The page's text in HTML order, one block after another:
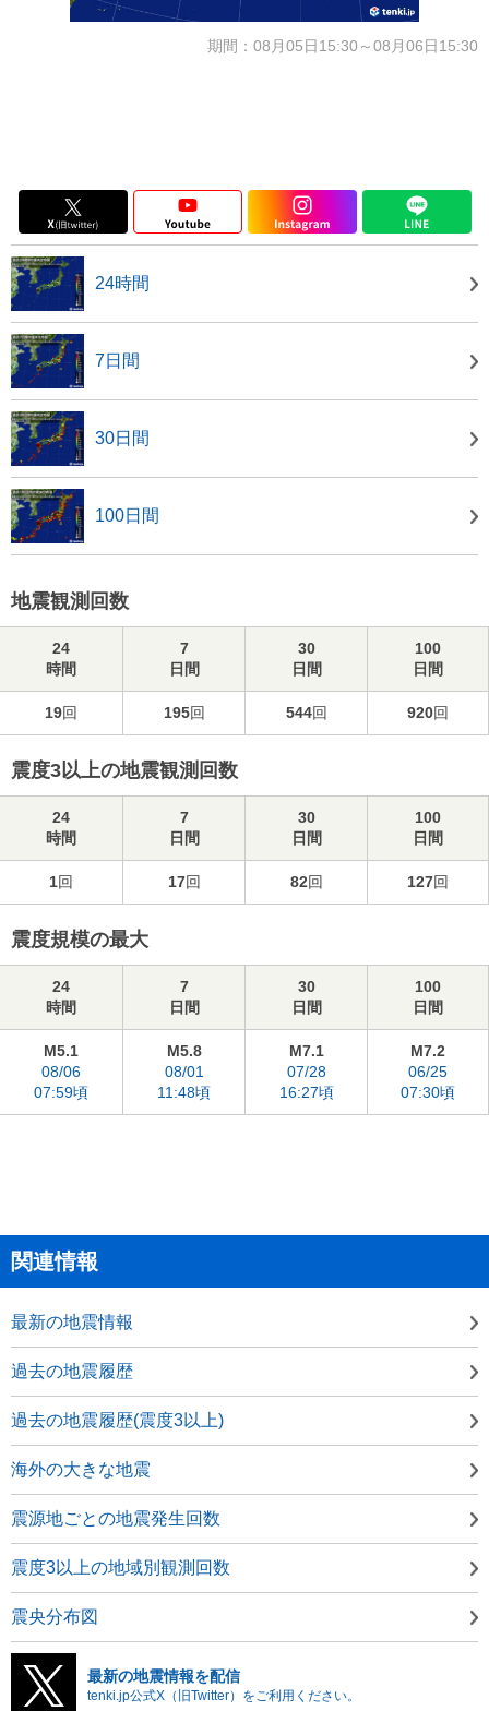
期間：08月05日15:30～08月06日15:30
24時間
7日間
30日間
100日間
地震観測回数
24
時間
7
日間
30
日間
100
日間
19回 195回 544回 920回
震度3以上の地震観測回数
24
時間
7
日間
30
日間
100
日間
1回 17回 82回 127回
震度規模の最大
24
時間
7
日間
30
日間
100
日間
M5.1
08/06
07:59頃
M5.8
08/01
11:48頃
M7.1
07/28
16:27頃
M7.2
06/25
07:30頃
関連情報
最新の地震情報
過去の地震履歴
過去の地震履歴(震度3以上)
海外の大きな地震
震源地ごとの地震発生回数
震度3以上の地域別観測回数
震央分布図
最新の地震情報を配信
tenki.jp公式X（旧Twitter）をご利用ください。